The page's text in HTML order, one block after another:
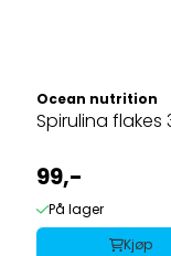
Ocean nutrition
Spirulina flakes
99,-
På lager
Kjøp